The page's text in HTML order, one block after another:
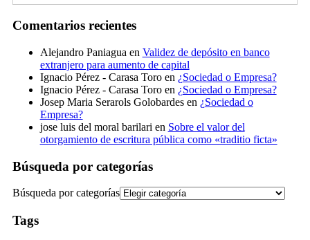
Comentarios recientes
Alejandro Paniagua en Validez de depósito en banco
extranjero para aumento de capital
Ignacio Pérez - Carasa Toroen ¿Sociedad o Empresa?
Ignacio Pérez - Carasa Toroen ¿Sociedad o Empresa?
Josep Maria Serarols Golobardesen ¿Sociedad o
Empresa?
jose luis del moral barilari en Sobre el valor del
otorgamiento de escritura pública como «traditio ficta»
Búsqueda por categorías
Búsqueda por categorías
Tags